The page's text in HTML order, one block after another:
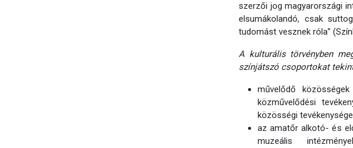
szerzői jog magyarországi
elsumákolandó, csak
tudomást vesznek róla”
A kulturális törvényben
színjátszó csoportokat
művelődő
közművelődési
közösségi
az amatőr alkotó- és
muzeális